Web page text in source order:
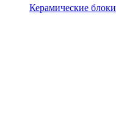
Керамические блоки